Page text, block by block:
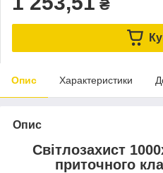
₴
Опис Характеристики
Опис
Світлозахист
приточного